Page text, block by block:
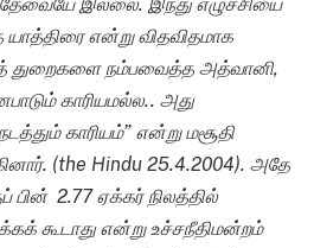
என்று விதவிதமாக
துறைகளை நம்பவைத்த அத்வானி,
காரியமல்ல.. அது
காரியம்” என்று மசூதி
(the Hindu 25.4.2004). அதே
பின் 2.77 ஏக்கர் நிலத்தில்
கூடாது என்று உச்சநீதிமன்றம்